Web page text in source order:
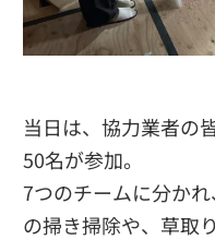
当日は、協力業者の
50名が参加。
7つのチームに分か
の掃き掃除や、草取